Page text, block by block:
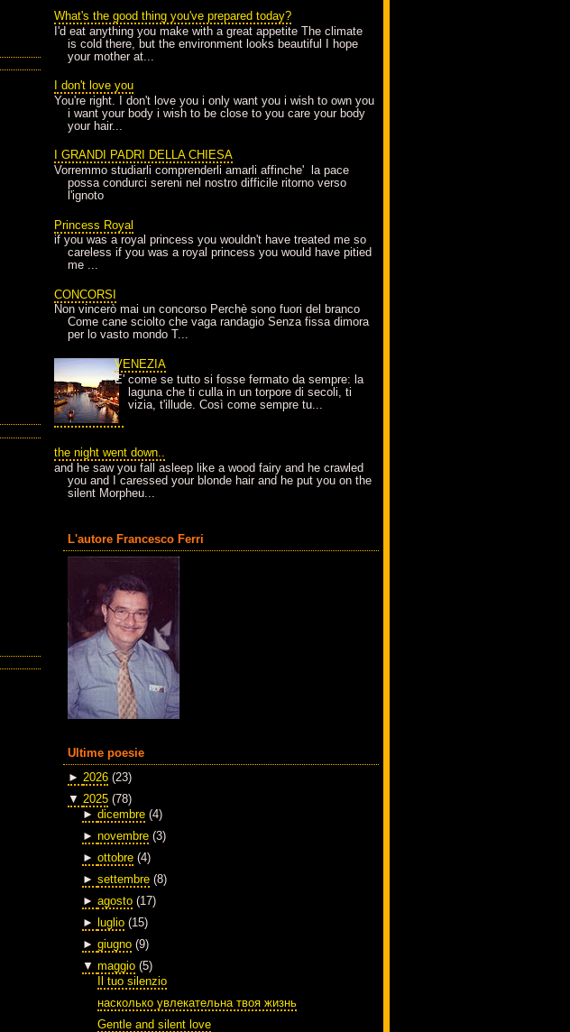
What's the good thing you've prepared today?
I'd eat anything you make with a great appetite The climate
is cold there, but the environment looks beautiful I hope
your mother at...
I don't love you
You're right. I don't love you i only want you i wish to own you
i want your body i wish to be close to you care your body
your hair...
I GRANDI PADRI DELLA CHIESA
Vorremmo studiarli comprenderli amarli affinche' la pace
possa condurci sereni nel nostro difficile ritorno verso
l'ignoto
Princess Royal
if you was a royal princess you wouldn't have treated me so
careless if you was a royal princess you would have pitied
me ...
CONCORSI
Non vincerò mai un concorso Perchè sono fuori del branco
Come cane sciolto che vaga randagio Senza fissa dimora
per lo vasto mondo T...
VENEZIA
E' come se tutto si fosse fermato da sempre: la
laguna che ti culla in un torpore di secoli, ti
vizia, t'illude. Così come sempre tu...
the night went down..
and he saw you fall asleep like a wood fairy and he crawled
you and I caressed your blonde hair and he put you on the
silent Morpheu...
L'autore Francesco Ferri
Ultime poesie
► 2026 (23)
▼ 2025 (78)
► dicembre (4)
► novembre (3)
► ottobre (4)
► settembre (8)
► agosto (17)
► luglio (15)
► giugno (9)
▼ maggio (5)
Il tuo silenzio
насколько увлекательна твоя жизнь
Gentle and silent love